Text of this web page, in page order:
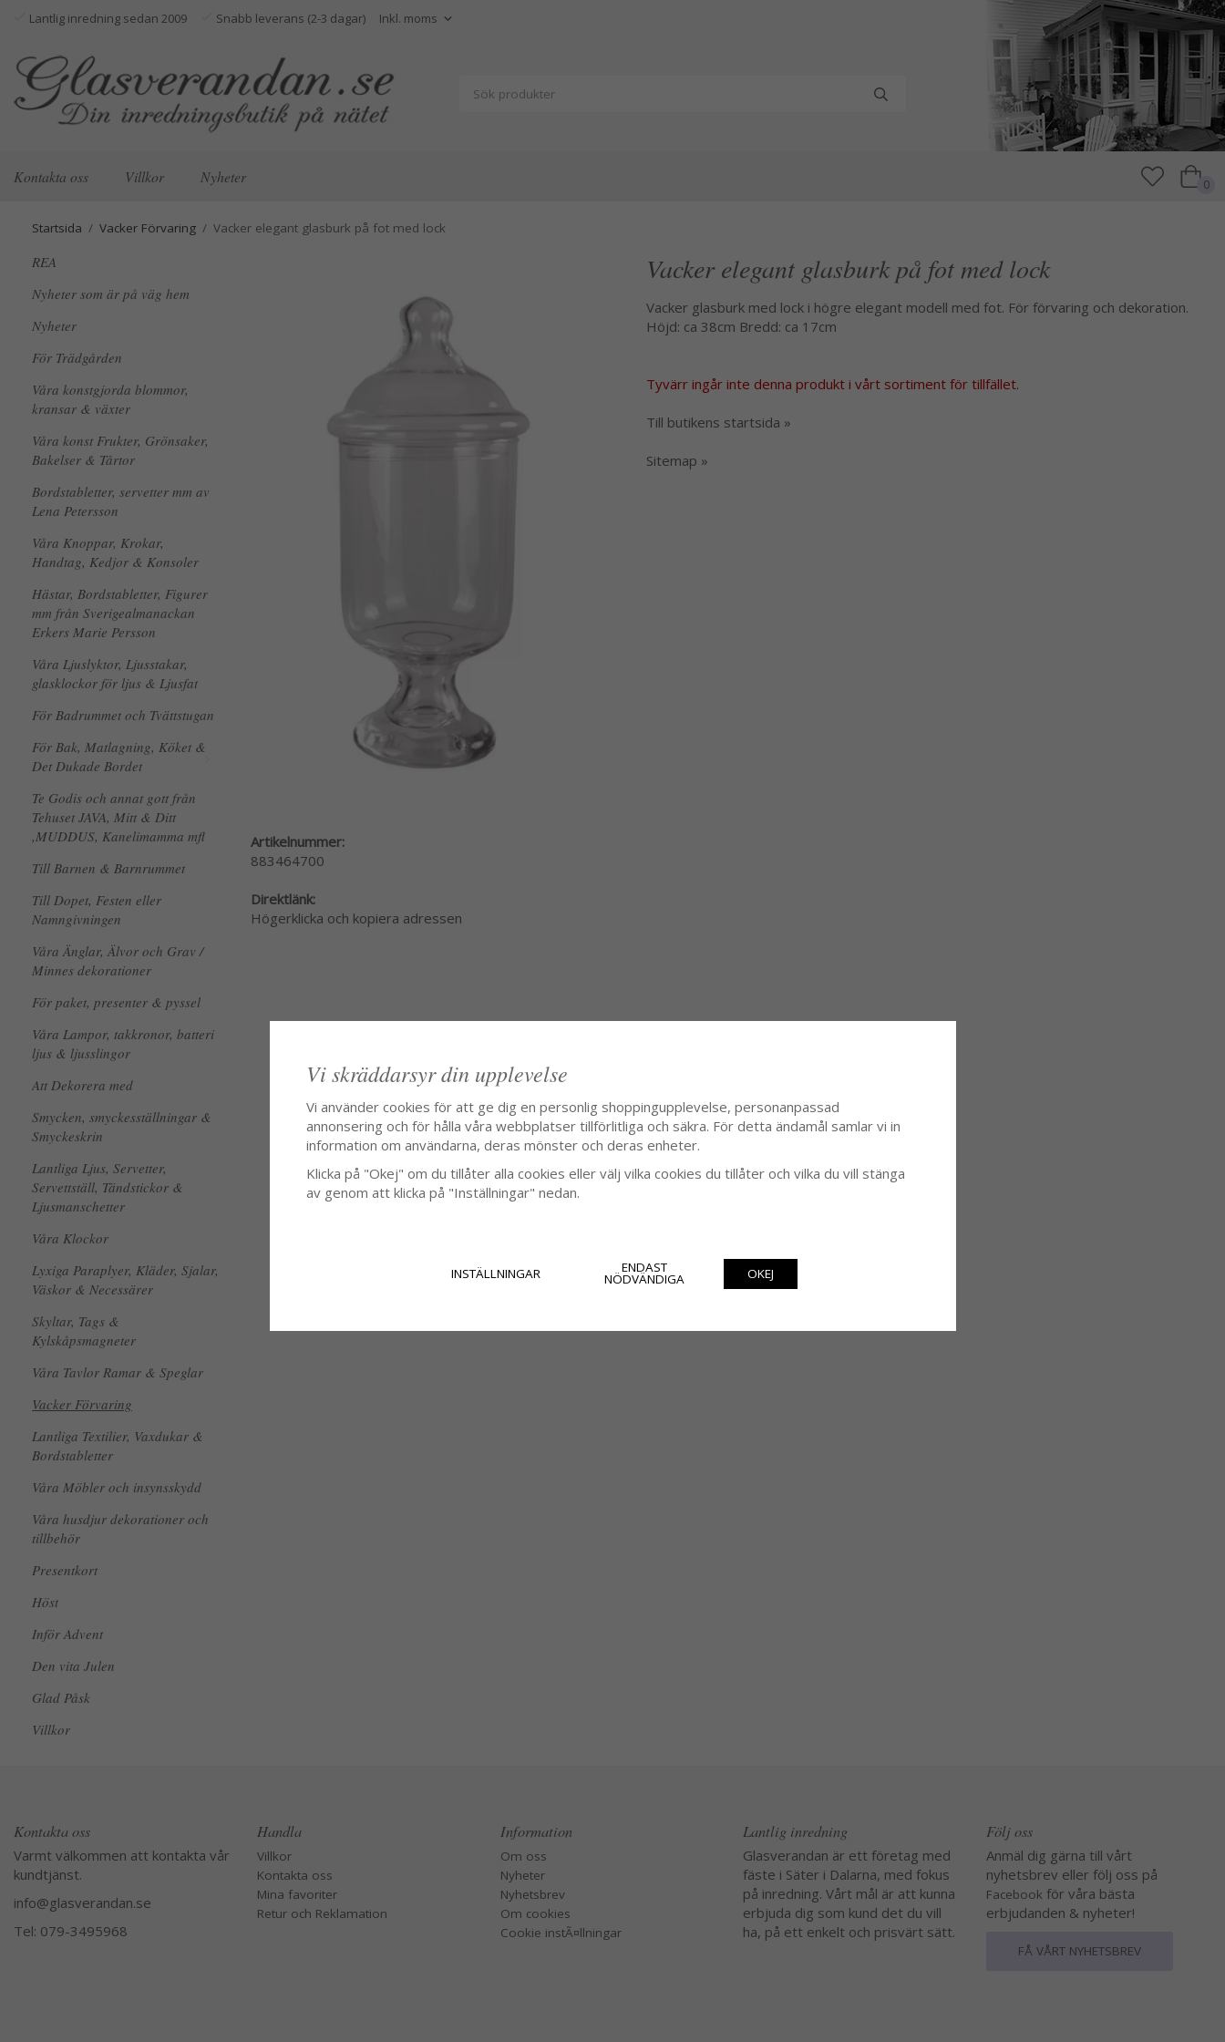
Lantlig inredning sedan 2009 Snabb leverans (2-3 dagar)
Kontakta oss Villkor Nyheter 0
Startsida / Vacker Förvaring / Vacker elegant glasburk på fot med lock
REA
Nyheter som är på väg hem
Nyheter
För Trädgården
Våra konstgjorda blommor,
kransar & växter
Våra konst Frukter, Grönsaker,
Bakelser & Tårtor
Bordstabletter, servetter mm av
Lena Petersson
Våra Knoppar, Krokar,
Handtag, Kedjor & Konsoler
Hästar, Bordstabletter, Figurer
mm från Sverigealmanackan
Erkers Marie Persson
Våra Ljuslyktor, Ljusstakar,
glasklockor för ljus & Ljusfat
För Badrummet och Tvättstugan
För Bak, Matlagning, Köket &
Det Dukade Bordet
Te Godis och annat gott från
Tehuset JAVA, Mitt & Ditt
,MUDDUS, Kanelimamma mfl
Till Barnen & Barnrummet
Till Dopet, Festen eller
Namngivningen
Våra Änglar, Älvor och Grav /
Minnes dekorationer
För paket, presenter & pyssel
Våra Lampor, takkronor, batteri
ljus & ljusslingor
Att Dekorera med
Smycken, smyckesställningar &
Smyckeskrin
Lantliga Ljus, Servetter,
Servettställ, Tändstickor &
Ljusmanschetter
Våra Klockor
Lyxiga Paraplyer, Kläder, Sjalar,
Väskor & Necessärer
Skyltar, Tags &
Kylskåpsmagneter
Våra Tavlor Ramar & Speglar
Vacker Förvaring
Lantliga Textilier, Vaxdukar &
Bordstabletter
Våra Möbler och insynsskydd
Våra husdjur dekorationer och
tillbehör
Presentkort
Höst
Inför Advent
Den vita Julen
Glad Påsk
Villkor
Vacker elegant glasburk på fot med lock
Vacker glasburk med lock i högre elegant modell med fot. För förvaring och dekoration.
Höjd: ca 38cm Bredd: ca 17cm
Tyvärr ingår inte denna produkt i vårt sortiment för tillfället.
Till butikens startsida »
Sitemap »
Artikelnummer:
883464700
Direktlänk:
Högerklicka och kopiera adressen
Kontakta oss
Varmt välkommen att kontakta vår
kundtjänst.
info@glasverandan.se
Tel: 079-3495968
Handla
Villkor
Kontakta oss
Mina favoriter
Retur och Reklamation
Information
Om oss
Nyheter
Nyhetsbrev
Om cookies
Cookie instÃ¤llningar
Lantlig inredning
Glasverandan är ett företag med
fäste i Säter i Dalarna, med fokus
på inredning. Vårt mål är att kunna
erbjuda dig som kund det du vill
ha, på ett enkelt och prisvärt sätt.
Följ oss
Anmäl dig gärna till vårt
nyhetsbrev eller följ oss på
Facebook för våra bästa
erbjudanden & nyheter!
FÅ VÅRT NYHETSBREV
Vi skräddarsyr din upplevelse
Vi använder cookies för att ge dig en personlig shoppingupplevelse, personanpassad
annonsering och för hålla våra webbplatser tillförlitliga och säkra. För detta ändamål samlar vi in
information om användarna, deras mönster och deras enheter.
Klicka på "Okej" om du tillåter alla cookies eller välj vilka cookies du tillåter och vilka du vill stänga
av genom att klicka på "Inställningar" nedan.
INSTÄLLNINGAR ENDAST
NÖDVÄNDIGA OKEJ